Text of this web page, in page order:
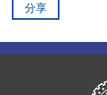
分享